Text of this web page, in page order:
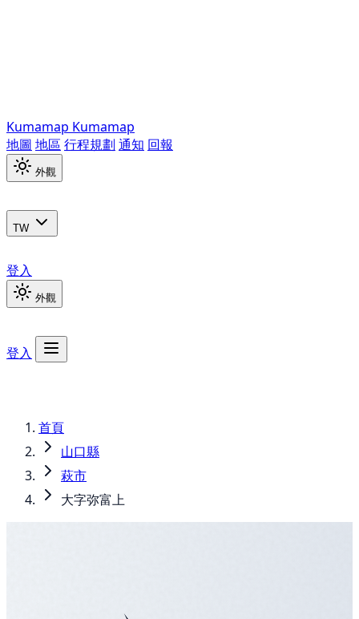
Kumamap Kumamap
地圖 地區 行程規劃 通知 回報
外觀
TW
登入
外觀
登入
首頁
山口縣
萩市
大字弥富上